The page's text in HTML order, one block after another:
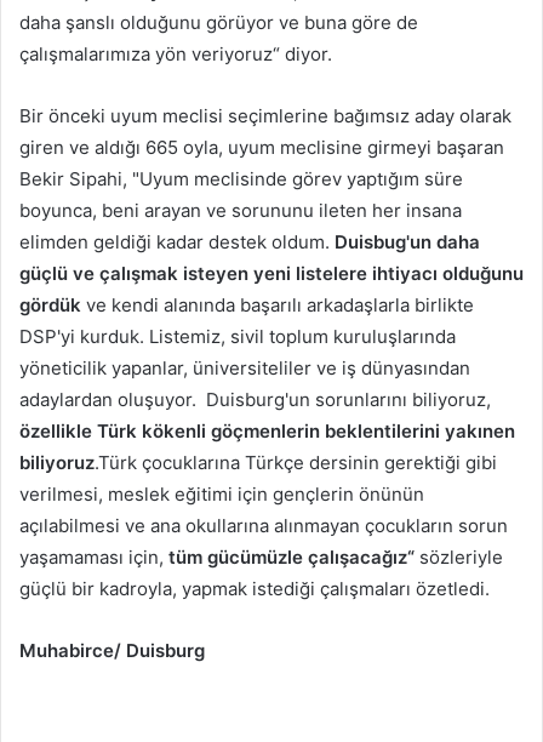
daha şanslı olduğunu görüyor ve buna göre de
çalışmalarımıza yön veriyoruz“ diyor.
Bir önceki uyum meclisi seçimlerine bağımsız aday olarak
giren ve aldığı 665 oyla, uyum meclisine girmeyi başaran
Bekir Sipahi, "Uyum meclisinde görev yaptığım süre
boyunca, beni arayan ve sorununu ileten her insana
elimden geldiği kadar destek oldum. Duisbug'un daha
güçlü ve çalışmak isteyen yeni listelere ihtiyacı olduğunu
gördük ve kendi alanında başarılı arkadaşlarla birlikte
DSP'yi kurduk. Listemiz, sivil toplum kuruluşlarında
yöneticilik yapanlar, üniversiteliler ve iş dünyasından
adaylardan oluşuyor. Duisburg'un sorunlarını biliyoruz,
özellikle Türk kökenli göçmenlerin beklentilerini yakınen
biliyoruz.Türk çocuklarına Türkçe dersinin gerektiği gibi
verilmesi, meslek eğitimi için gençlerin önünün
açılabilmesi ve ana okullarına alınmayan çocukların sorun
yaşamaması için, tüm gücümüzle çalışacağız“ sözleriyle
güçlü bir kadroyla, yapmak istediği çalışmaları özetledi.
Muhabirce/ Duisburg